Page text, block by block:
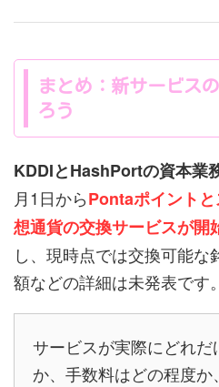
まとめ：新サービス
ろう
KDDIとHashPortの資本業
月1日からPontaポイント
想通貨の交換サービスが開
し、現時点では交換可能
額などの詳細は未発表です。
サービスが実際にどれ
か、手数料はどの程度